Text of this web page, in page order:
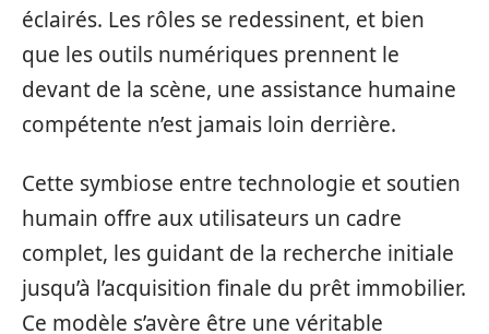
éclairés. Les rôles se redessinent, et bien
que les outils numériques prennent le
devant de la scène, une assistance humaine
compétente n’est jamais loin derrière.
Cette symbiose entre technologie et soutien
humain offre aux utilisateurs un cadre
complet, les guidant de la recherche initiale
jusqu’à l’acquisition finale du prêt immobilier.
Ce modèle s’avère être une véritable